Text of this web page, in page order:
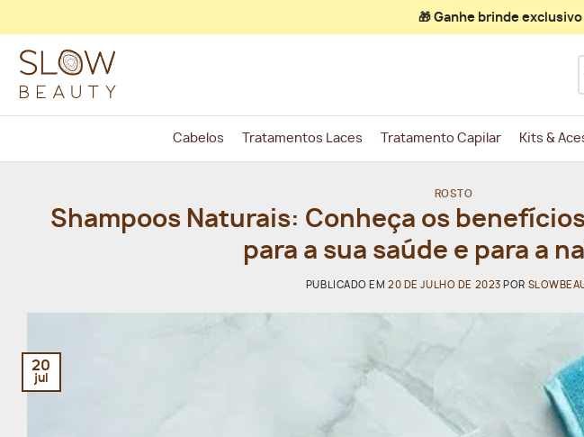
to
content
🎁 Ganhe brinde exclusivo
Cabelos Tratamentos Laces Tratamento Capilar Kits &
ROSTO
Shampoos Naturais: Conheça os
para a sua saúde e para a
PUBLICADO EM20 DE JULHO DE 2023 POR
20
jul